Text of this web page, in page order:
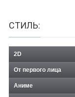
СТИЛЬ:
2D
От первого лица
Аниме